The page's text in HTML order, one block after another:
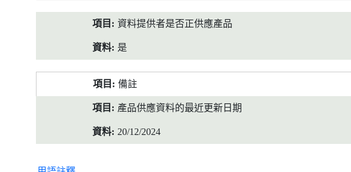
資料提供者是否正供應產品
是
備註
產品供應資料的最近更新日期
20/12/2024